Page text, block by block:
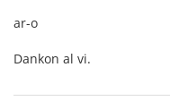
ar-o
Dankon al vi.